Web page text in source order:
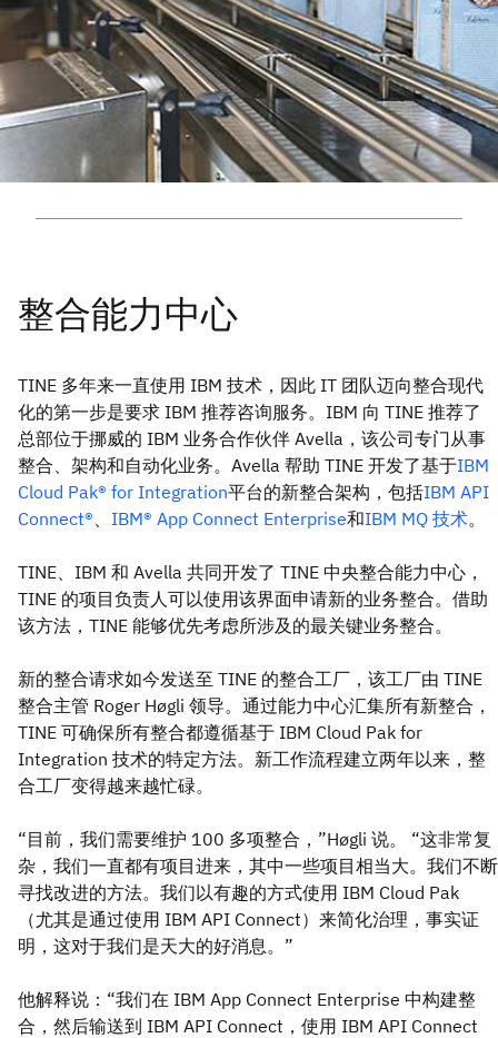
TINE 多年来一直使用 IBM 技术，因此 IT 团队迈向整合现代
化的第一步是要求 IBM 推荐咨询服务。IBM 向 TINE 推荐了
总部位于挪威的 IBM 业务合作伙伴 Avella，该公司专门从事
整合、架构和自动化业务。Avella 帮助 TINE 开发了基于IBM
Cloud Pak® for Integration平台的新整合架构，包括IBM API
Connect®
IBM® App Connect Enterprise和IBM MQ 技术。
TINE、IBM 和 Avella 共同开发了 TINE 中央整合能力中心，
TINE 的项目负责人可以使用该界面申请新的业务整合。借助
该方法，TINE 能够优先考虑所涉及的最关键业务整合。
新的整合请求如今发送至 TINE 的整合工厂，该工厂由 TINE
整合主管 Roger Høgli 领导。通过能力中心汇集所有新整合，
TINE 可确保所有整合都遵循基于 IBM Cloud Pak for
Integration 技术的特定方法。新工作流程建立两年以来，整
合工厂变得越来越忙碌。
“目前，我们需要维护 100 多项整合，”Høgli 说。 “这非常复
杂，我们一直都有项目进来，其中一些项目相当大。我们不断
寻找改进的方法。我们以有趣的方式使用 IBM Cloud Pak
（尤其是通过使用 IBM API Connect）来简化治理，事实证
明，这对于我们是天大的好消息。”
他解释说：“我们在 IBM App Connect Enterprise 中构建整
合，然后输送到 IBM API Connect，使用 IBM API Connect